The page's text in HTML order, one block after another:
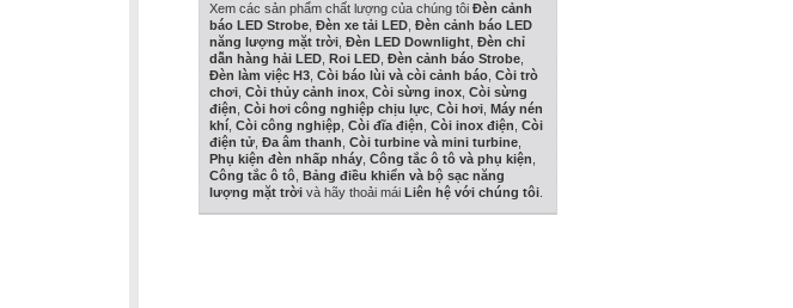
Xem các sản phẩm chất lượng của chúng tôi Đèn cảnh
báo LED Strobe, Đèn xe tải LED, Đèn cảnh báo LED
năng lượng mặt trời, Đèn LED Downlight, Đèn chỉ
dẫn hàng hải LED, Roi LED, Đèn cảnh báo Strobe,
Đèn làm việc H3, Còi báo lùi và còi cảnh báo, Còi trò
chơi, Còi thủy cảnh inox, Còi sừng inox, Còi sừng
điện, Còi hơi công nghiệp chịu lực, Còi hơi, Máy nén
khí, Còi công nghiệp, Còi đĩa điện, Còi inox điện, Còi
điện tử, Đa âm thanh, Còi turbine và mini turbine,
Phụ kiện đèn nhấp nháy, Công tắc ô tô và phụ kiện,
Công tắc ô tô, Bảng điều khiển và bộ sạc năng
lượng mặt trời và hãy thoải mái Liên hệ với chúng tôi.